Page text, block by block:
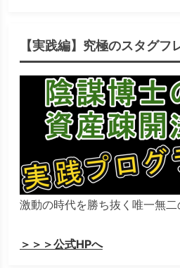
【実践編】究極のスタグフ
激動の時代を勝ち抜く唯一無
＞＞＞公式HPへ